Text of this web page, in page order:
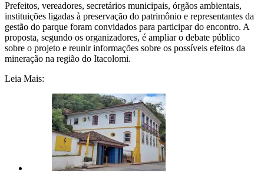
Prefeitos, vereadores, secretários municipais, órgãos ambientais,
instituições ligadas à preservação do patrimônio e representantes da
gestão do parque foram convidados para participar do encontro. A
proposta, segundo os organizadores, é ampliar o debate público
sobre o projeto e reunir informações sobre os possíveis efeitos da
mineração na região do Itacolomi.
Leia Mais: